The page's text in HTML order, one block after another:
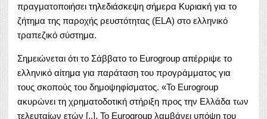
πραγματοποιήσει τηλεδιάσκεψη σήμερα Κυριακή για το
ζήτημα της παροχής ρευστότητας (ELA) στο ελληνικό
τραπεζικό σύστημα.
Σημειώνεται ότι το Σάββατο το Eurogroup απέρριψε το
ελληνικό αίτημα για παράταση του προγράμματος για
τους σκοπούς του δημοψηφίσματος. «Το Eurogroup
ακυρώνει τη χρηματοδοτική στήριξη προς την Ελλάδα των
τελευταίων ετών [..]. Το Eurogroup λαμβάνει υπόψη του